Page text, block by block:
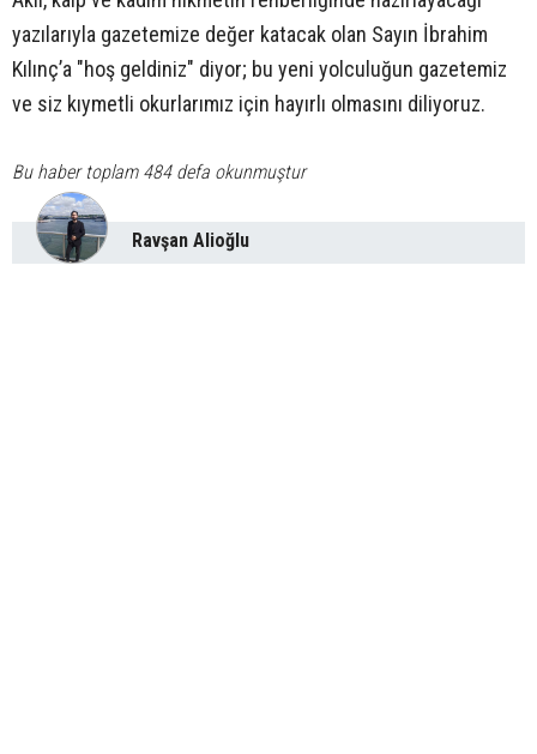
yazılarıyla gazetemize değer katacak olan Sayın İbrahim
Kılınç’a "hoş geldiniz" diyor; bu yeni yolculuğun gazetemiz
ve siz kıymetli okurlarımız için hayırlı olmasını diliyoruz.
Bu haber toplam 484 defa okunmuştur
Ravşan Alioğlu